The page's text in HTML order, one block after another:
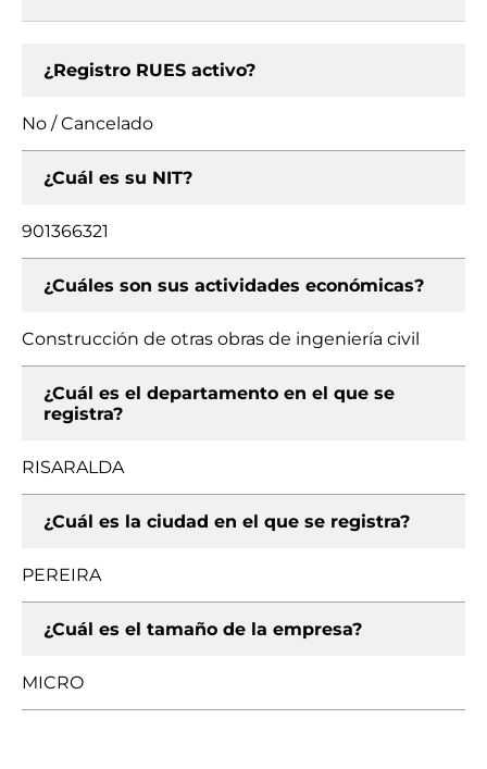
¿Registro RUES activo?
No / Cancelado
¿Cuál es su NIT?
901366321
¿Cuáles son sus actividades económicas?
Construcción de otras obras de ingeniería civil
¿Cuál es el departamento en el que se
registra?
RISARALDA
¿Cuál es la ciudad en el que se registra?
PEREIRA
¿Cuál es el tamaño de la empresa?
MICRO